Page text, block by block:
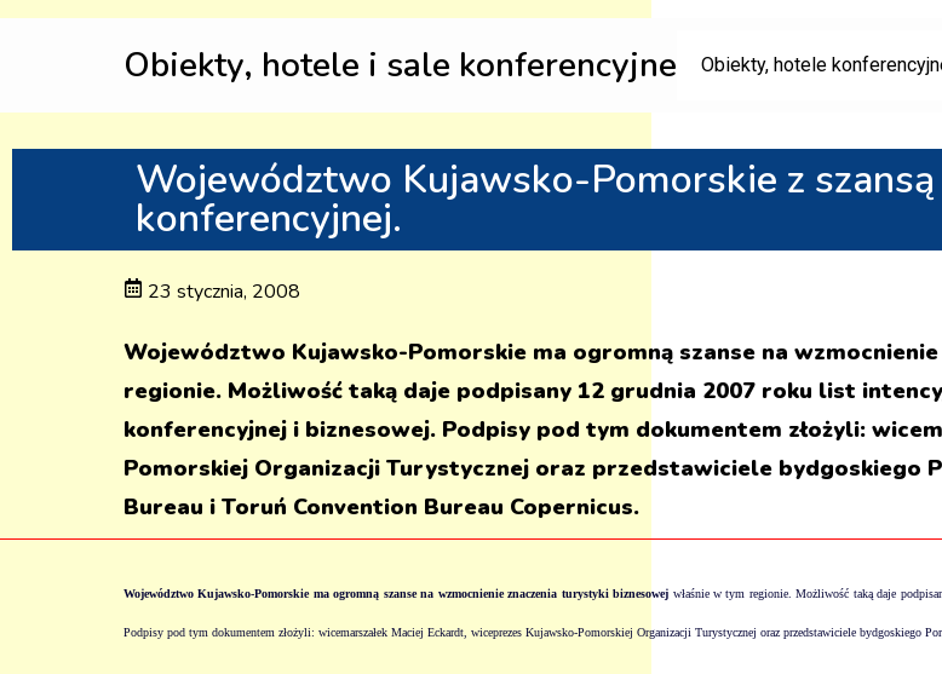
Obiekty, hotele i sale konferencyjne Obiekty, hotele
Województwo Kujawsko-Pomorskie z
konferencyjnej.
23 stycznia, 2008
Województwo Kujawsko-Pomorskie ma ogromną szanse na
regionie. Możliwość taką daje podpisany 12 grudnia 2007 roku list
konferencyjnej i biznesowej. Podpisy pod tym dokumentem złożyli:
Pomorskiej Organizacji Turystycznej oraz przedstawiciele bydgoskiego
Bureau i Toruń Convention Bureau Copernicus.
Województwo Kujawsko-Pomorskie ma ogromną szanse na wzmocnienie znaczenia turystyki biznesowej właśnie w tym regionie. Możliwość taką daje
Podpisy pod tym dokumentem złożyli: wicemarszałek Maciej Eckardt, wiceprezes Kujawsko-Pomorskiej Organizacji Turystycznej oraz przedstawiciele bydgoskiego